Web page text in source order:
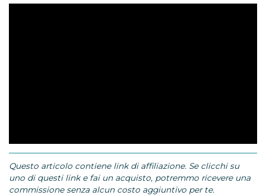
Questo articolo contiene link di affiliazione. Se clicchi su
uno di questi link e fai un acquisto, potremmo ricevere una
commissione senza alcun costo aggiuntivo per te.